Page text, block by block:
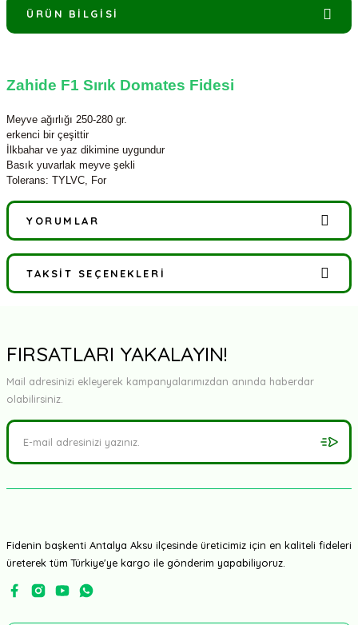
ÜRÜN BILGISI
Zahide F1 Sırık Domates Fidesi
Meyve ağırlığı 250-280 gr.
erkenci bir çeşittir
İlkbahar ve yaz dikimine uygundur
Basık yuvarlak meyve şekli
Tolerans: TYLVC, For
YORUMLAR
Bu ürüne ilk yorumu siz yapın!
TAKSIT SEÇENEKLERI
FIRSATLARI YAKALAYIN!
Mail adresinizi ekleyerek kampanyalarımızdan anında haberdar
olabilirsiniz.
Fidenin başkenti Antalya Aksu ilçesinde üreticimiz için en kaliteli fideleri
üreterek tüm Türkiye'ye kargo ile gönderim yapabiliyoruz.